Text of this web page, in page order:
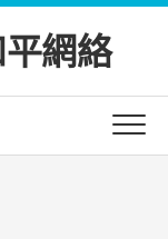
網絡